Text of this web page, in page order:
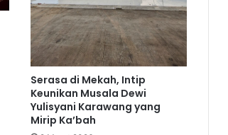
Serasa di Mekah, Intip
Keunikan Musala Dewi
Yulisyani Karawang yang
Mirip Ka’bah